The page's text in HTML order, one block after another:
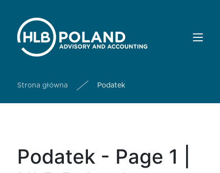
Strona główna Podatek
Podatek - Page 1 |